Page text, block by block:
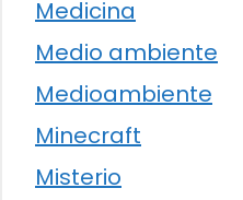
Medicina
Medio ambiente
Medioambiente
Minecraft
Misterio